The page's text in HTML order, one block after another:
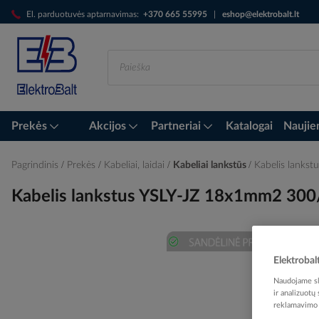
El. parduotuvės aptarnavimas: +370 665 55995 eshop@elektrobalt.lt
Skip
to
Content
Prekės Akcijos Partneriai Katalogai
Pagrindinis Prekės Kabeliai, laidai Kabeliai lankstūs Kabelis
Kabelis lankstus YSLY-JZ 18x1mm2
Naudojame
ir analizuotų
reklamavimo